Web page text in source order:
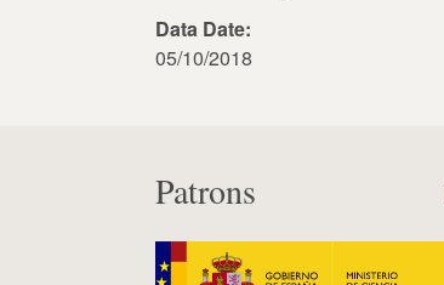
Data Date:
05/10/2018
Patrons